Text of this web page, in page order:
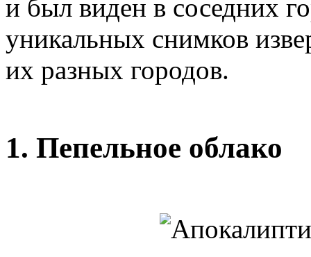
и был виден в соседних
уникальных снимков
их разных городов.
1. Пепельное облако